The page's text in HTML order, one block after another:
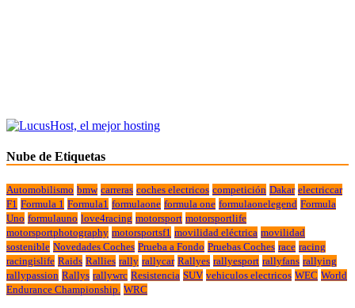
Nube de Etiquetas
Automobilismo bmw carreras coches electricos competición Dakar electriccar
F1 Formula 1 Formula1 formulaone formula one formulaonelegend Formula
Uno formulauno love4racing motorsport motorsportlife
motorsportphotography motorsportsf1 movilidad eléctrica movilidad
sostenible Novedades Coches Prueba a Fondo Pruebas Coches race racing
racingislife Raids Rallies rally rallycar Rallyes rallyesport rallyfans rallying
rallypassion Rallys rallywrc Resistencia SUV vehiculos electricos WEC World
Endurance Championship. WRC